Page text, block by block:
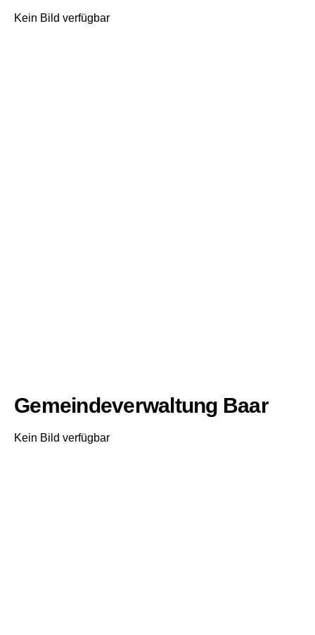
Kein Bild verfügbar
Gemeindeverwaltung Baar
Kein Bild verfügbar